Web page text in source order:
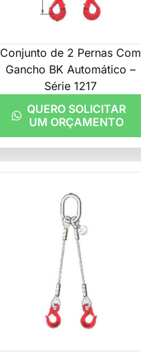
Conjunto de 2 Pernas Com
Gancho BK Automático –
Série 1217
QUERO SOLICITAR
UM ORÇAMENTO